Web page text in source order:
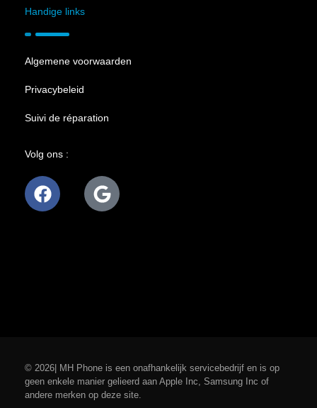
Handige links
Algemene voorwaarden
Privacybeleid
Suivi de réparation
Volg ons :
© 2026| MH Phone is een onafhankelijk servicebedrijf en is op
geen enkele manier gelieerd aan Apple Inc, Samsung Inc of
andere merken op deze site.